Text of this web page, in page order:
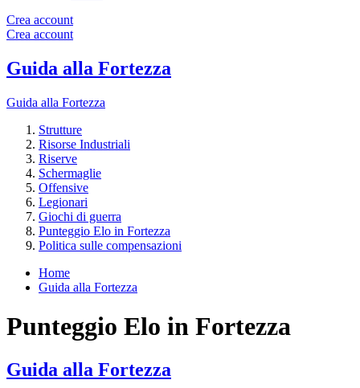
Crea account
Crea account
Guida alla Fortezza
Guida alla Fortezza
Strutture
Risorse Industriali
Riserve
Schermaglie
Offensive
Legionari
Giochi di guerra
Punteggio Elo in Fortezza
Politica sulle compensazioni
Home
Guida alla Fortezza
Punteggio Elo in Fortezza
Guida alla Fortezza